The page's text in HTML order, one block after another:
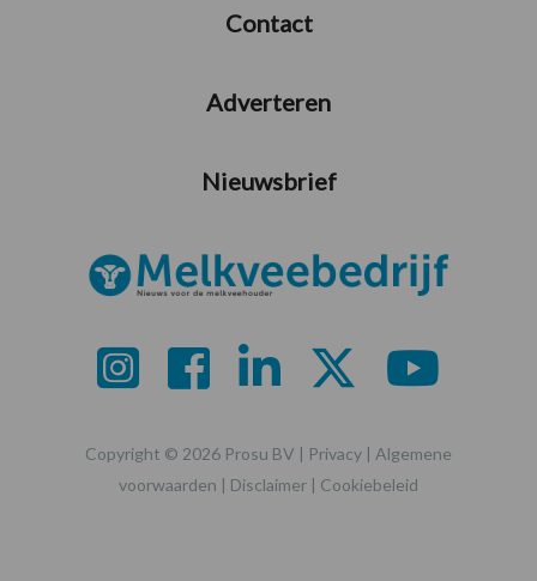
Contact
Adverteren
Nieuwsbrief
Copyright © 2026 Prosu BV | Privacy | Algemene
voorwaarden | Disclaimer | Cookiebeleid